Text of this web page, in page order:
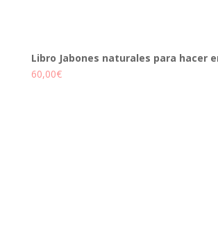
Libro Jabones naturales para hacer
60,00€